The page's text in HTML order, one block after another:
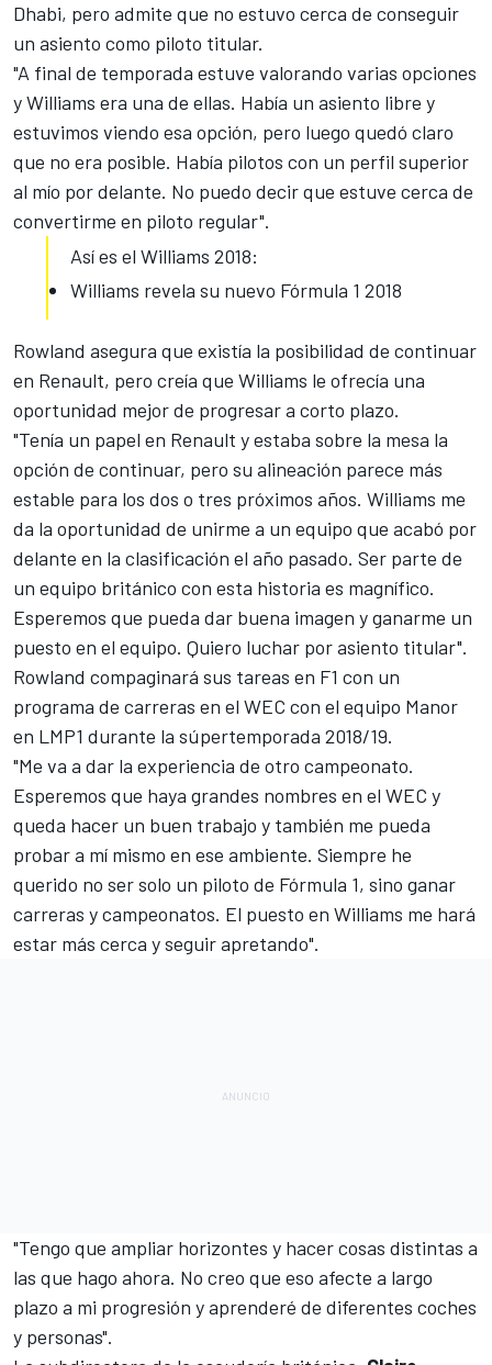
Dhabi, pero admite que no estuvo cerca de conseguir
un asiento como piloto titular.
"A final de temporada estuve valorando varias opciones
y Williams era una de ellas. Había un asiento libre y
estuvimos viendo esa opción, pero luego quedó claro
que no era posible. Había pilotos con un perfil superior
al mío por delante. No puedo decir que estuve cerca de
convertirme en piloto regular".
Así es el Williams 2018:
Williams revela su nuevo Fórmula 1 2018
Rowland asegura que existía la posibilidad de continuar
en Renault, pero creía que Williams le ofrecía una
oportunidad mejor de progresar a corto plazo.
"Tenía un papel en Renault y estaba sobre la mesa la
opción de continuar, pero su alineación parece más
estable para los dos o tres próximos años. Williams me
da la oportunidad de unirme a un equipo que acabó por
delante en la clasificación el año pasado. Ser parte de
un equipo británico con esta historia es magnífico.
Esperemos que pueda dar buena imagen y ganarme un
puesto en el equipo. Quiero luchar por asiento titular".
Rowland compaginará sus tareas en F1 con un
programa de carreras en el WEC con el equipo Manor
en LMP1 durante la súpertemporada 2018/19.
"Me va a dar la experiencia de otro campeonato.
Esperemos que haya grandes nombres en el WEC y
queda hacer un buen trabajo y también me pueda
probar a mí mismo en ese ambiente. Siempre he
querido no ser solo un piloto de Fórmula 1, sino ganar
carreras y campeonatos. El puesto en Williams me hará
estar más cerca y seguir apretando".
"Tengo que ampliar horizontes y hacer cosas distintas a
las que hago ahora. No creo que eso afecte a largo
plazo a mi progresión y aprenderé de diferentes coches
y personas".